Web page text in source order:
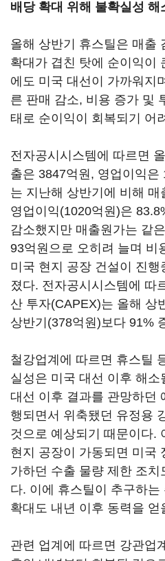
배당 확대 위해 불확실성 해
올해 상반기 휴스틸은 매출
확대가 겹친 탓에 순이익이
에도 미국 대선이 가까워지
른 판매 감소, 비용 증가 및
태로 순이익이 회복되기 어
전자공시시스템에 따르면
출은 3847억원, 영업이익은
는 지난해 상반기에 비해
영업이익(1020억원)은
감소했지만 매출원가는 같
93억원으로 오히려 늘며 비
미국 현지 공장 건설이 진행
졌다. 전자공시시스템에 따
산 투자(CAPEX)는 올해 상
상반기(378억원)보다 91%
철강업계에 따르면 휴스틸
실성은 미국 대선 이후 해
대선 이후 결과를 관망하던
행되면서 위축됐던 유정용
것으로 예상되기 때문이다.
현지 공장이 가동되면 미국
가하던 수출 물량 제한 조치
다. 이에 휴스틸이 추구하
확대도 내년 이후 동력을 얻
관련 업계에 따르면 강관업